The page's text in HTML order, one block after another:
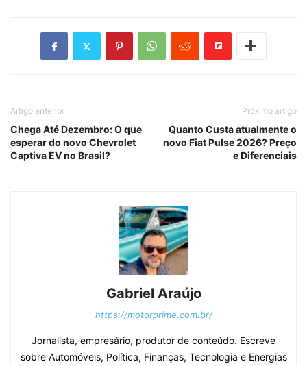
Artigo anterior
Chega Até Dezembro: O que
esperar do novo Chevrolet
Captiva EV no Brasil?
Próximo artigo
Quanto Custa atualmente o
novo Fiat Pulse 2026? Preço
e Diferenciais
Gabriel Araújo
https://motorprime.com.br/
Jornalista, empresário, produtor de conteúdo. Escreve
sobre Automóveis, Política, Finanças, Tecnologia e Energias